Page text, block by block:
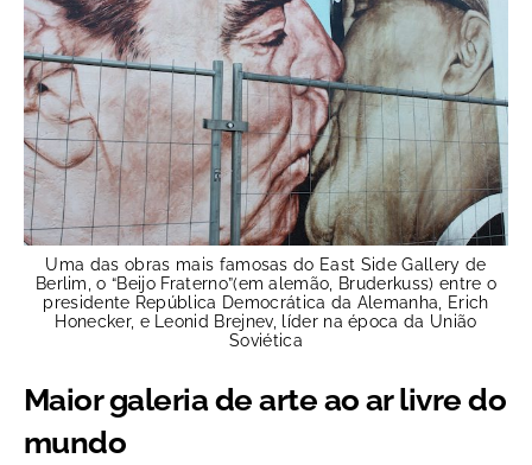
Uma das obras mais famosas do East Side Gallery de
Berlim, o “Beijo Fraterno”(em alemão, Bruderkuss) entre o
presidente República Democrática da Alemanha, Erich
Honecker, e Leonid Brejnev, líder na época da União
Soviética
Maior galeria de arte ao ar livre do
mundo